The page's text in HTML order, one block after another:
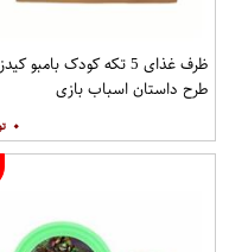
ظرف غذای 5 تکه کودک بامبو کیدز
طرح داستان اسباب بازی
۰